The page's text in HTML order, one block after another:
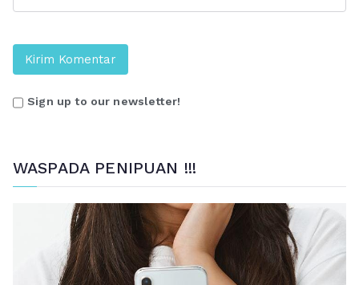
Sign up to our newsletter!
WASPADA PENIPUAN !!!